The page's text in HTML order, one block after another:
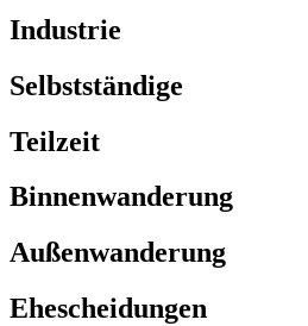
Industrie
Selbstständige
Teilzeit
Binnenwanderung
Außenwanderung
Ehescheidungen